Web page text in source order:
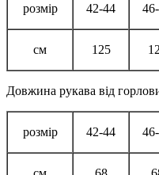
розмір 42-44
см 125
Довжина рукава від
розмір 42-44